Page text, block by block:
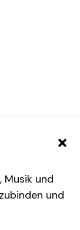
Musik und
und